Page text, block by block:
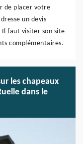
de placer votre
un devis
faut visiter son site
complémentaires.
les chapeaux
dans le